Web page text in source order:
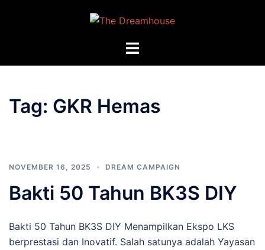
Menu
Tag: GKR Hemas
NOVEMBER 16, 2025 DREAM CAMPAIGN
Bakti 50 Tahun BK3S DIY
Bakti 50 Tahun BK3S DIY Menampilkan Ekspo LKS
berprestasi dan Inovatif. Salah satunya adalah Yayasan